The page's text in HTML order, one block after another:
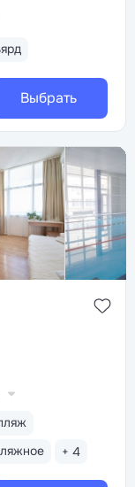
Выбрать
+ 4